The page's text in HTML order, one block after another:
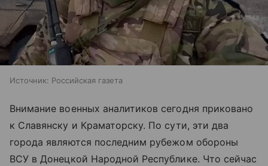
Источник: Российская газета
Внимание военных аналитиков сегодня приковано
к Славянску и Краматорску. По сути, эти два
города являются последним рубежом обороны
ВСУ в Донецкой Народной Республике. Что сейчас